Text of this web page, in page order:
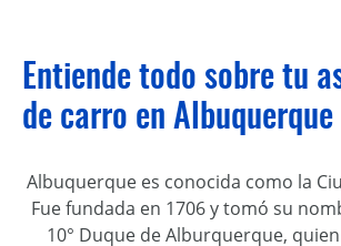
Entiende todo sobre tu
de carro en Albuquerque
Albuquerque es conocida como la
Fue fundada en 1706 y tomó su
10° Duque de Alburquerque,